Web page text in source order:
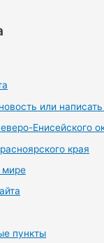
или
Енисейского
края
мире
пункты